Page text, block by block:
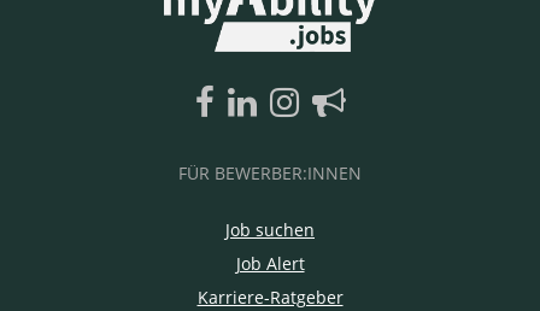
FÜR BEWERBER:INNEN
Job suchen
Job Alert
Karriere-Ratgeber